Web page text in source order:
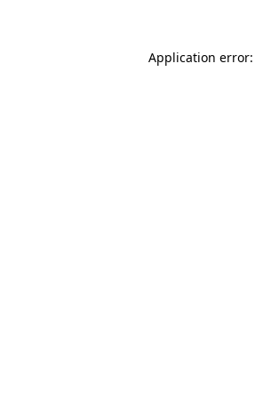
Application